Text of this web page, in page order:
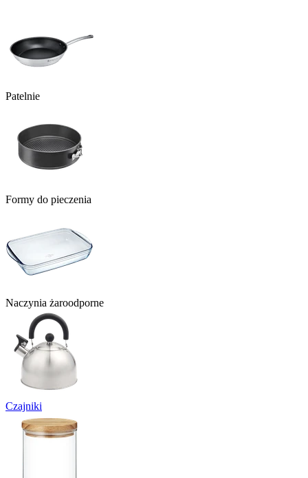
Patelnie
Formy do pieczenia
Naczynia żaroodporne
Czajniki